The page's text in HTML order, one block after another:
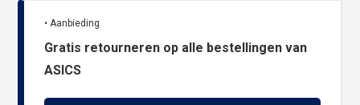
• Aanbieding
Gratis retourneren op alle bestellingen van
ASICS